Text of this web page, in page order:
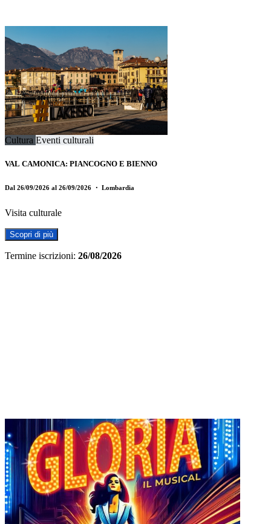
Cultura Eventi culturali
VAL CAMONICA: PIANCOGNO E BIENNO
Dal 26/09/2026 al 26/09/2026 ・ Lombardia
Visita culturale
Scopri di più
Termine iscrizioni: 26/08/2026